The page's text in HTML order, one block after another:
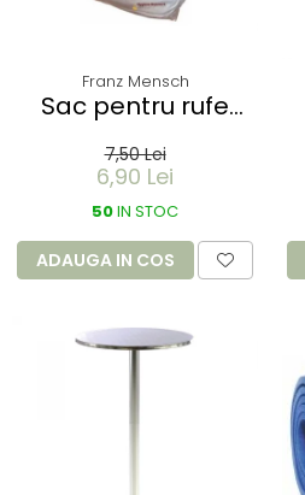
Franz Mensch
Sac pentru rufe
in apa - 60 litri -
66x84 cm / 17 my
7,50 Lei
6,90 Lei
50IN STOC
ADAUGA IN COS